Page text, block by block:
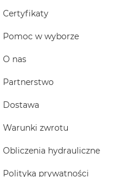
Certyfikaty
Pomoc w wyborze
O nas
Partnerstwo
Dostawa
Warunki zwrotu
Obliczenia hydrauliczne
Polityka prywatności